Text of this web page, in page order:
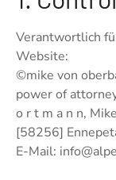
Verantwortlich
Website:
©mike von
power of
o r t m a n n,
[58256]
E-Mail: